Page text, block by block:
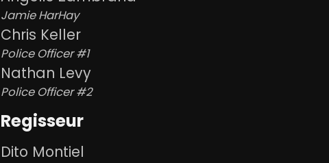
Jamie HarHay
Chris Keller
Police Officer #1
Nathan Levy
Police Officer #2
Regisseur
Dito Montiel